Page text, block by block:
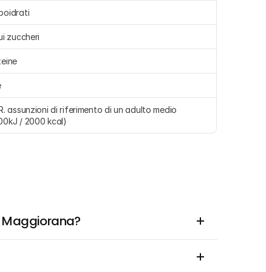
zuccheri
assunzioni di riferimento di un adulto medio
/ 2000 kcal)
Maggiorana?